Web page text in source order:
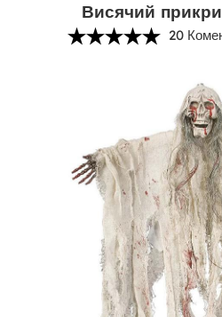
Висячий
20